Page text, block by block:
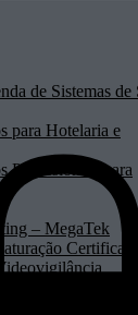
de Sistemas de
para Hotelaria e
Profissionais para
– MegaTek